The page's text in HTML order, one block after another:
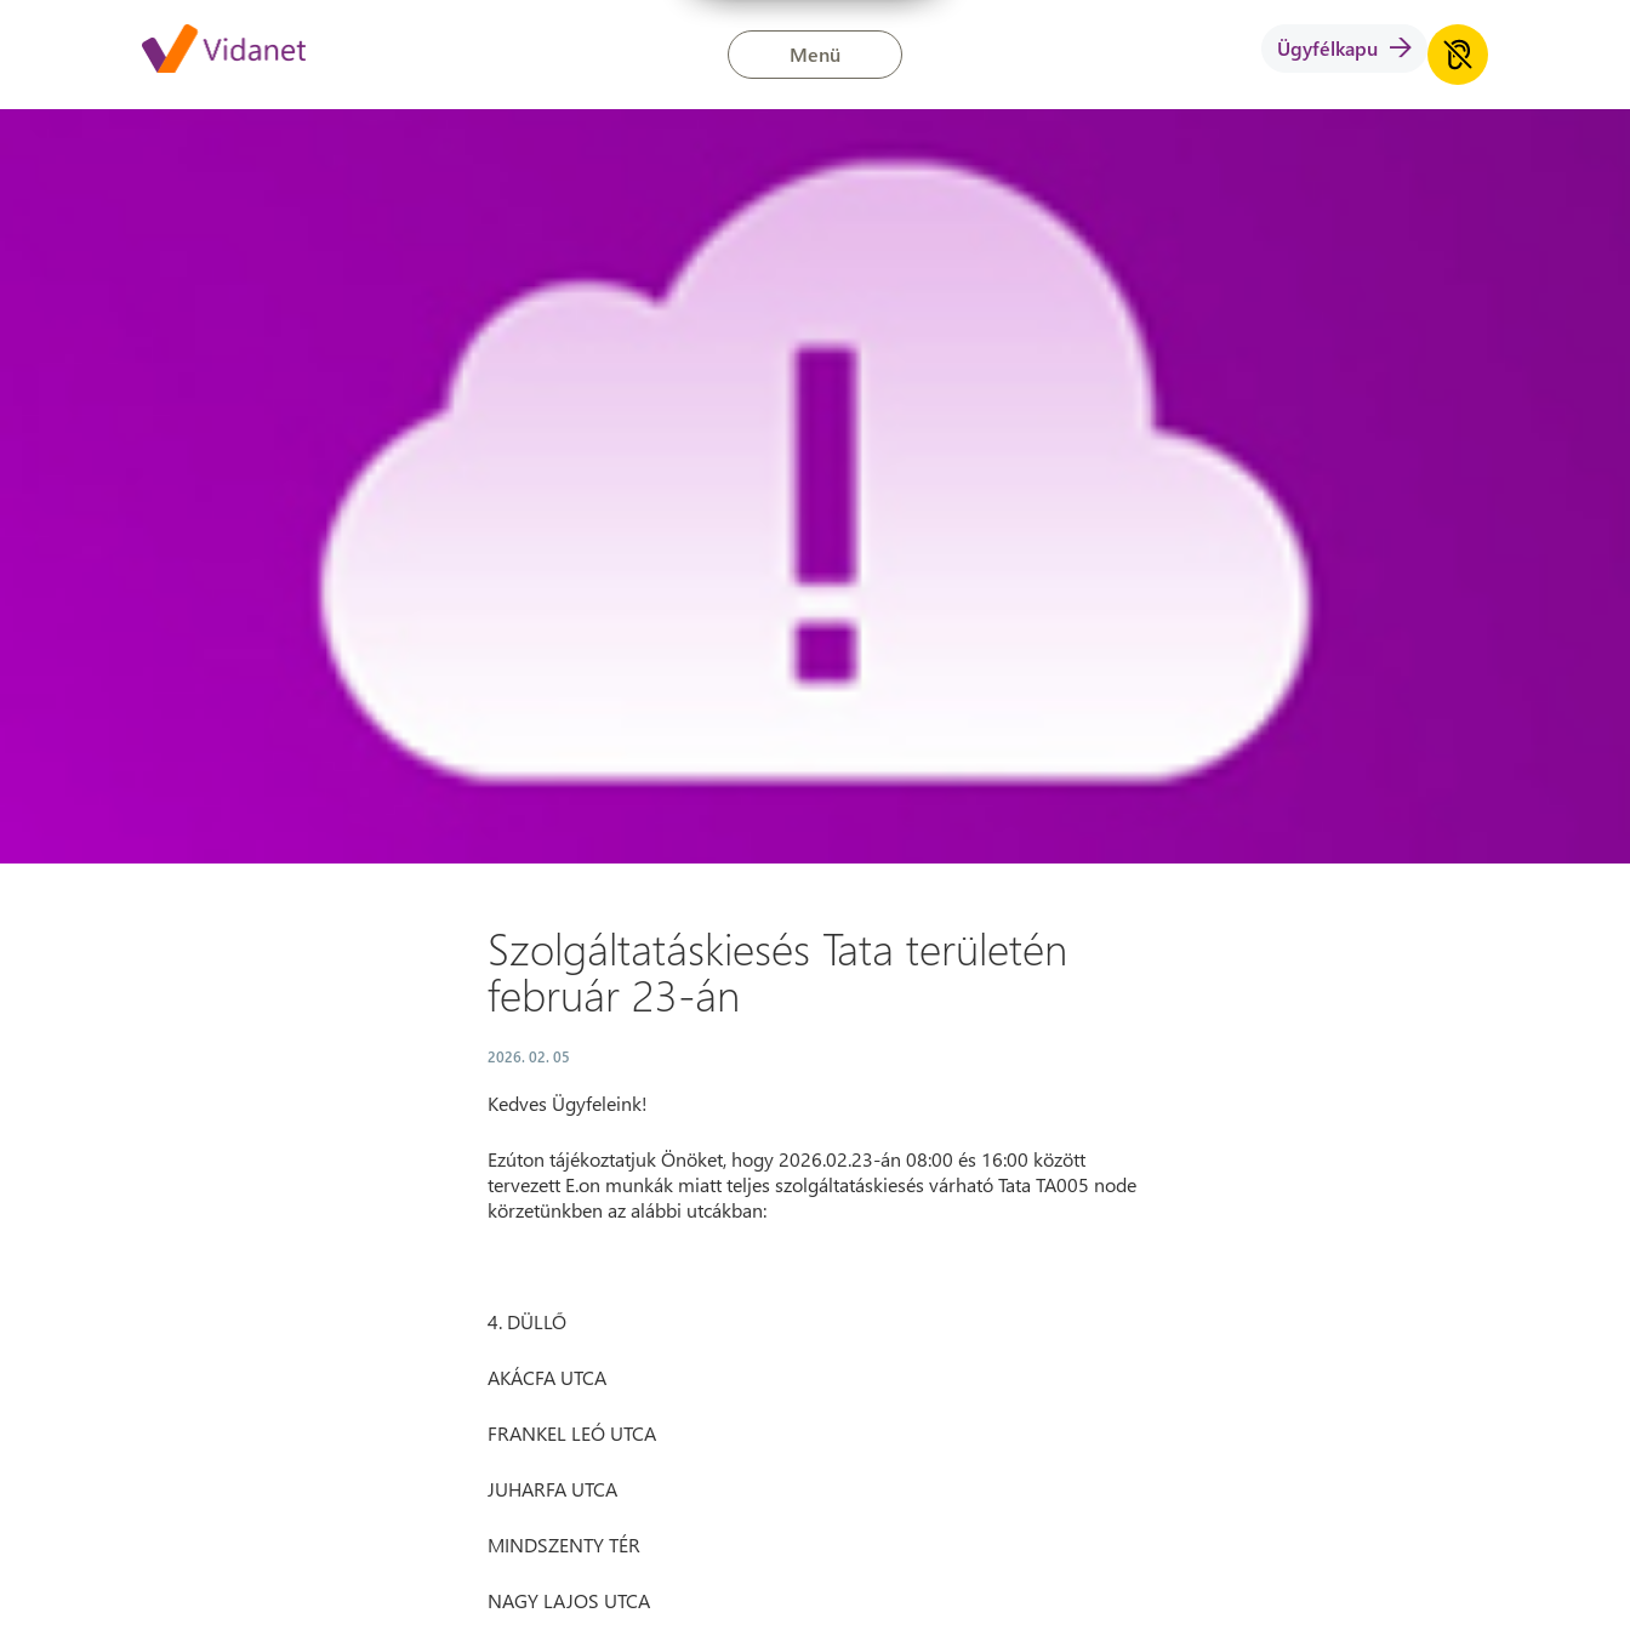
Menü Ügyfélkapu
Szolgáltatáskiesés Tata területén február 23-án
Szolgáltatáskiesés Tata területén
február 23-án
2026. 02. 05
Kedves Ügyfeleink!
Ezúton tájékoztatjuk Önöket, hogy 2026.02.23-án 08:00 és 16:00 között
tervezett E.on munkák miatt teljes szolgáltatáskiesés várható Tata TA005 node
körzetünkben az alábbi utcákban:
4. DÜLLŐ
AKÁCFA UTCA
FRANKEL LEÓ UTCA
JUHARFA UTCA
MINDSZENTY TÉR
NAGY LAJOS UTCA